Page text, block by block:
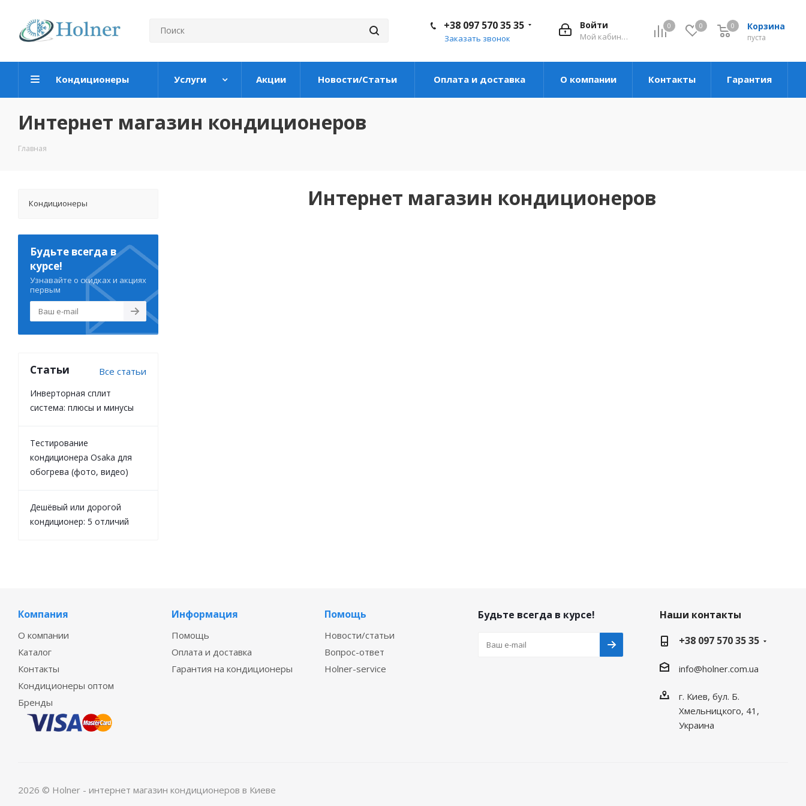
0 0 Корзина
пуста
0
Войти
Мой кабинет
+38 097 570 35 35
Заказать звонок
Кондиционеры Услуги Акции Новости/Статьи Оплата и доставка О компании Контакты Гарантия
Интернет магазин кондиционеров
Главная
Интернет магазин кондиционеров
Кондиционеры
Будьте всегда в
курсе!
Узнавайте о скидках и акциях
первым
Статьи Все статьи
Инверторная сплит
система: плюсы и минусы
Тестирование
кондиционера Osaka для
обогрева (фото, видео)
Дешёвый или дорогой
кондиционер: 5 отличий
Компания
О компании
Каталог
Контакты
Кондиционеры оптом
Бренды
Информация
Помощь
Оплата и доставка
Гарантия на кондиционеры
Помощь
Новости/статьи
Вопрос-ответ
Holner-service
Будьте всегда в курсе!
Наши контакты
+38 097 570 35 35
info@holner.com.ua
г. Киев, бул. Б.
Хмельницкого, 41,
Украина
2026 © Holner - интернет магазин кондиционеров в Киеве